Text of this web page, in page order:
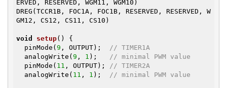
ERVED, RESERVED, WGM11, WGM10)
DREG(TCCR1B, FOC1A, FOC1B, RESERVED, RESERVED, W
GM12, CS12, CS11, CS10)
void setup()
{
  pinMode(
9 , OUTPUT);
// TIMER1A
  analogWrite(
9 , 1 );
// minimal PWM value
  pinMode(
11 , OUTPUT);
// TIMER2A
  analogWrite(
11 , 1 ); // minimal PWM value